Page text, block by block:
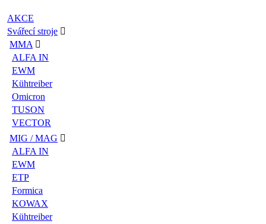
AKCE
Svářecí stroje
MMA
ALFA IN
EWM
Kühtreiber
Omicron
TUSON
VECTOR
MIG / MAG
ALFA IN
EWM
ETP
Formica
KOWAX
Kühtreiber